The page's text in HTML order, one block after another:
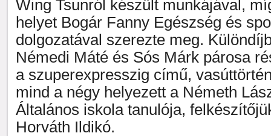
Wing Tsunról készült munkájával,
helyet Bogár Fanny Egészség és
dolgozatával szerezte meg.
Némedi Máté és Sós Márk párosa
a szuperexpresszig című,
mind a négy helyezett a Németh
Általános iskola tanulója,
Horváth Ildikó.